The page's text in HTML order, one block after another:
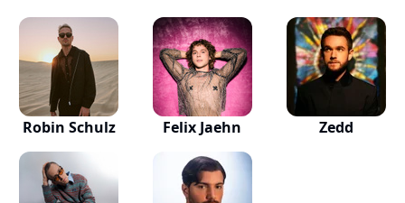
Robin Schulz Felix Jaehn Zedd